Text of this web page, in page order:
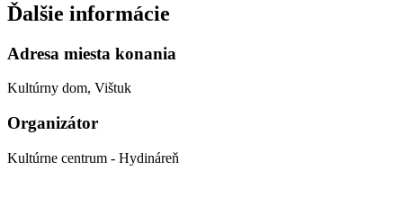
Ďalšie informácie
Adresa miesta konania
Kultúrny dom, Vištuk
Organizátor
Kultúrne centrum - Hydináreň